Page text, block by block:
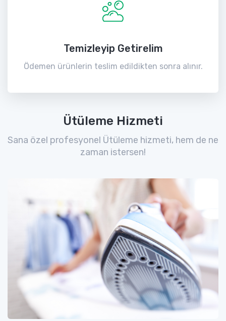
Temizleyip Getirelim
Ödemen ürünlerin teslim edildikten sonra alınır.
Ütüleme Hizmeti
Sana özel profesyonel Ütüleme hizmeti, hem de ne
zaman istersen!